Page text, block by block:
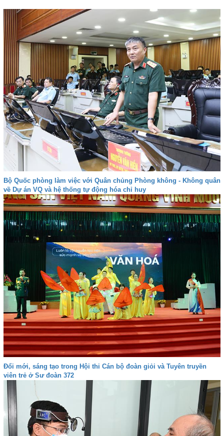
Bộ Quốc phòng làm việc với Quân chủng Phòng không - Không quân
về Dự án VQ và hệ thống tự động hóa chỉ huy
Đổi mới, sáng tạo trong Hội thi Cán bộ đoàn giỏi và Tuyên truyền
viên trẻ ở Sư đoàn 372